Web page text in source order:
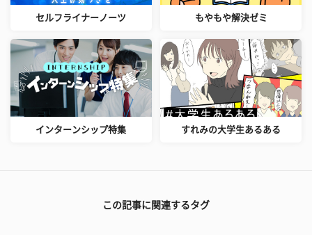
セルフライナーノーツ もやもや解決ゼミ
インターンシップ特集 すれみの大学生あるある
この記事に関連するタグ